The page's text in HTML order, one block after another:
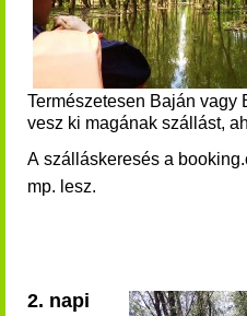
Természetesen Baján vagy
vesz ki magának szállást,
A szálláskeresés a
mp. lesz.
2. napi